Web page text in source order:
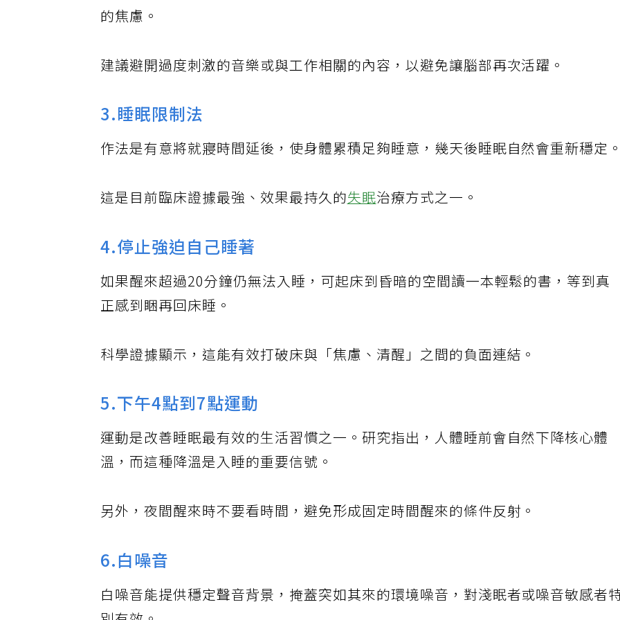
的焦慮。
建議避開過度刺激的音樂或與工作相關的內容，以避免讓腦部再次活躍。
3.睡眠限制法
作法是有意將就寢時間延後，使身體累積足夠睡意，幾天後睡眠自然會重新穩定
這是目前臨床證據最強、效果最持久的失眠治療方式之一。
4.停止強迫自己睡著
如果醒來超過20分鐘仍無法入睡，可起床到昏暗的空間讀一本輕鬆的書，等到真
正感到睏再回床睡。
科學證據顯示，這能有效打破床與「焦慮、清醒」之間的負面連結。
5.下午4點到7點運動
運動是改善睡眠最有效的生活習慣之一。研究指出，人體睡前會自然下降核心體
溫，而這種降溫是入睡的重要信號。
另外，夜間醒來時不要看時間，避免形成固定時間醒來的條件反射。
6.白噪音
白噪音能提供穩定聲音背景，掩蓋突如其來的環境噪音，對淺眠者或噪音敏感者